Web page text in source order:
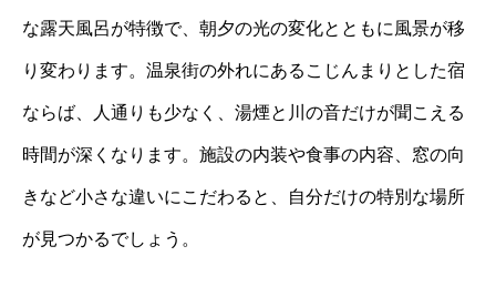
な露天風呂が特徴で、朝夕の光の変化とともに風景が移
り変わります。温泉街の外れにあるこじんまりとした宿
ならば、人通りも少なく、湯煙と川の音だけが聞こえる
時間が深くなります。施設の内装や食事の内容、窓の向
きなど小さな違いにこだわると、自分だけの特別な場所
が見つかるでしょう。